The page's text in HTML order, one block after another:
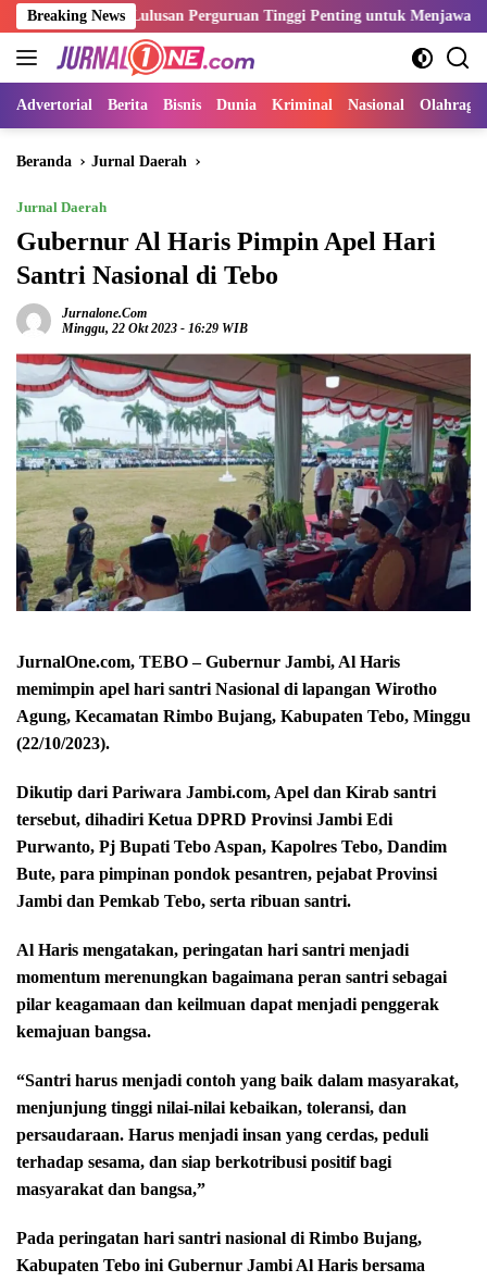
Langsung
ke
konten
Breaking News
Lulusan Perguruan Tinggi Penting untuk Menjawab Kebutuhan
Advertorial Berita Bisnis Dunia Kriminal Nasional Olahraga
Beranda Jurnal Daerah
Jurnal Daerah
Gubernur Al Haris Pimpin Apel Hari
Santri Nasional di Tebo
Jurnalone.com
Minggu, 22 Okt 2023 - 16:29 WIB
JurnalOne.com, TEBO – Gubernur Jambi, Al Haris
memimpin apel hari santri Nasional di lapangan Wirotho
Agung, Kecamatan Rimbo Bujang, Kabupaten Tebo, Minggu
(22/10/2023).
Dikutip dari Pariwara Jambi.com, Apel dan Kirab santri
tersebut, dihadiri Ketua DPRD Provinsi Jambi Edi
Purwanto, Pj Bupati Tebo Aspan, Kapolres Tebo, Dandim
Bute, para pimpinan pondok pesantren, pejabat Provinsi
Jambi dan Pemkab Tebo, serta ribuan santri.
Al Haris mengatakan, peringatan hari santri menjadi
momentum merenungkan bagaimana peran santri sebagai
pilar keagamaan dan keilmuan dapat menjadi penggerak
kemajuan bangsa.
“Santri harus menjadi contoh yang baik dalam masyarakat,
menjunjung tinggi nilai-nilai kebaikan, toleransi, dan
persaudaraan. Harus menjadi insan yang cerdas, peduli
terhadap sesama, dan siap berkotribusi positif bagi
masyarakat dan bangsa,”
Pada peringatan hari santri nasional di Rimbo Bujang,
Kabupaten Tebo ini Gubernur Jambi Al Haris bersama